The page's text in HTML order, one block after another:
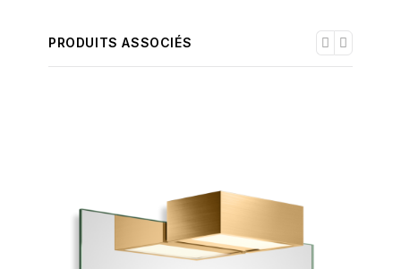
PRODUITS ASSOCIÉS